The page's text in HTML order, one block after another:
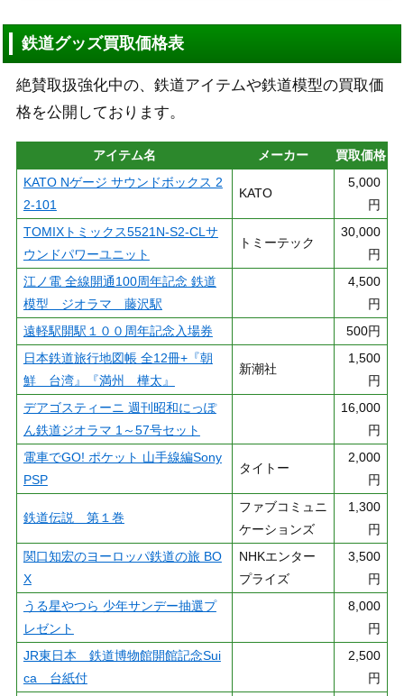
鉄道グッズ買取価格表
絶賛取扱強化中の、鉄道アイテムや鉄道模型の買取価
格を公開しております。
アイテム名 メーカー
買取価格
KATO Nゲージ サウンドボックス 2
2-101
KATO
5,000
円
TOMIXトミックス5521N-S2-CLサ
ウンドパワーユニット
トミーテック
30,000
円
江ノ電 全線開通100周年記念 鉄道
模型 ジオラマ 藤沢駅
4,500
円
遠軽駅開駅１００周年記念入場券
500円
日本鉄道旅行地図帳 全12冊+『朝
鮮 台湾』『満州 樺太』
新潮社
1,500
円
デアゴスティーニ 週刊昭和にっぽ
ん鉄道ジオラマ 1～57号セット
16,000
円
電車でGO! ポケット 山手線編Sony
PSP
タイトー
2,000
円
鉄道伝説 第１巻
ファブコミュニ
ケーションズ
1,300
円
関口知宏のヨーロッパ鉄道の旅 BO
X
NHKエンター
プライズ
3,500
円
うる星やつら 少年サンデー抽選プ
レゼント
8,000
円
JR東日本 鉄道博物館開館記念Sui
ca 台紙付
2,500
円